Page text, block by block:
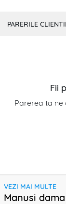
PARERILE
Fii
Parerea ta
VEZI MAI MULTE
Manusi dama